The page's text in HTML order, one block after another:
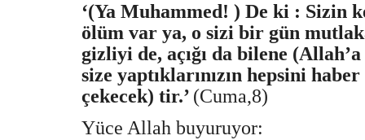
‘(Ya Muhammed! ) De ki : Sizin
ölüm var ya, o sizi bir gün
gizliyi de, açığı da bilene
size yaptıklarınızın hepsini
çekecek) tir.’ (Cuma,8)
Yüce Allah buyuruyor: